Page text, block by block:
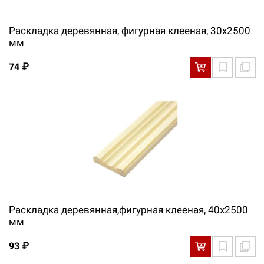
Раскладка деревянная, фигурная клееная, 30х2500
мм
74 ₽
Раскладка деревянная,фигурная клееная, 40х2500
мм
93 ₽